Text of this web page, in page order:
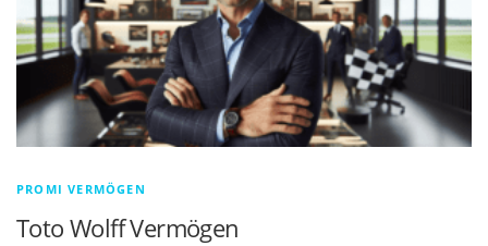
PROMI VERMÖGEN
Toto Wolff Vermögen